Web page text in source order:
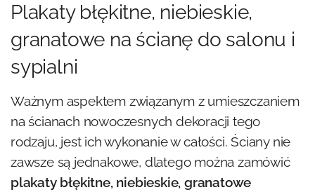
Plakaty błękitne, niebieskie,
granatowe na ścianę do salonu i
sypialni
Ważnym aspektem związanym z umieszczaniem
na ścianach nowoczesnych dekoracji tego
rodzaju, jest ich wykonanie w całości. Ściany nie
zawsze są jednakowe, dlatego można zamówić
plakaty błękitne, niebieskie, granatowe